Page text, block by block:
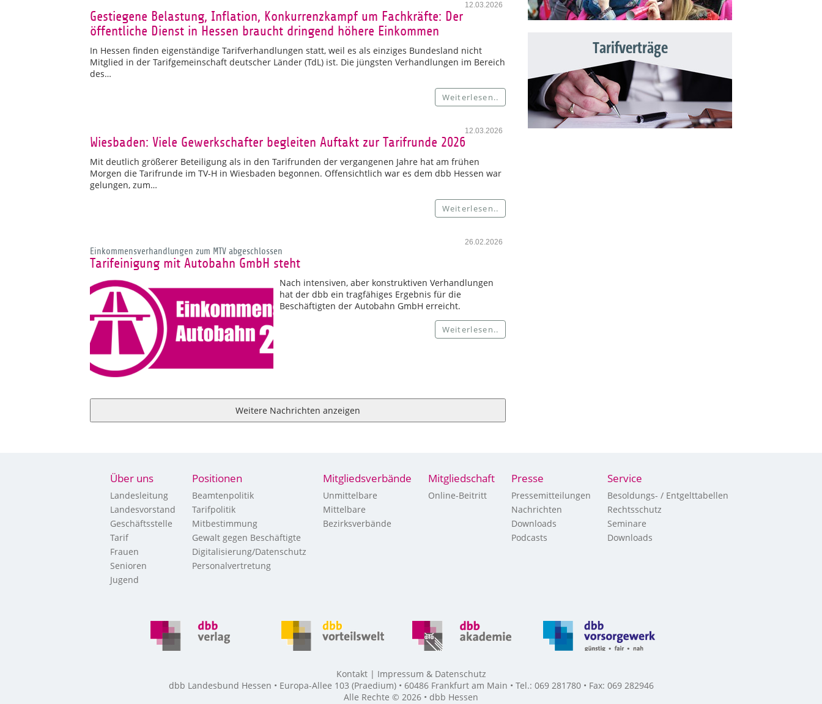
12.03.2026
Gestiegene Belastung, Inflation, Konkurrenzkampf um Fachkräfte: Der
öffentliche Dienst in Hessen braucht dringend höhere Einkommen
In Hessen finden eigenständige Tarifverhandlungen statt, weil es als einziges Bundesland nicht
Mitglied in der Tarifgemeinschaft deutscher Länder (TdL) ist. Die jüngsten Verhandlungen im Bereich
des…
Weiterlesen..
12.03.2026
Wiesbaden: Viele Gewerkschafter begleiten Auftakt zur Tarifrunde 2026
Mit deutlich größerer Beteiligung als in den Tarifrunden der vergangenen Jahre hat am frühen
Morgen die Tarifrunde im TV-H in Wiesbaden begonnen. Offensichtlich war es dem dbb Hessen war
gelungen, zum…
Weiterlesen..
26.02.2026
Einkommensverhandlungen zum MTV abgeschlossen
Tarifeinigung mit Autobahn GmbH steht
Nach intensiven, aber konstruktiven Verhandlungen
hat der dbb ein tragfähiges Ergebnis für die
Beschäftigten der Autobahn GmbH erreicht.
Weiterlesen..
Weitere Nachrichten anzeigen
Tarifverträge
Über uns
Landesleitung
Landesvorstand
Geschäftsstelle
Tarif
Frauen
Senioren
Jugend
Positionen
Beamtenpolitik
Tarifpolitik
Mitbestimmung
Gewalt gegen Beschäftigte
Digitalisierung/Datenschutz
Personalvertretung
Mitgliedsverbände
Unmittelbare
Mittelbare
Bezirksverbände
Mitgliedschaft
Online-Beitritt
Presse
Pressemitteilungen
Nachrichten
Downloads
Podcasts
Service
Besoldungs- / Entgelttabellen
Rechtsschutz
Seminare
Downloads
Kontakt
Impressum & Datenschutz
dbb Landesbund Hessen • Europa-Allee 103 (Praedium) • 60486 Frankfurt am Main • Tel.: 069 281780 • Fax: 069 282946
Alle Rechte © 2026 • dbb Hessen